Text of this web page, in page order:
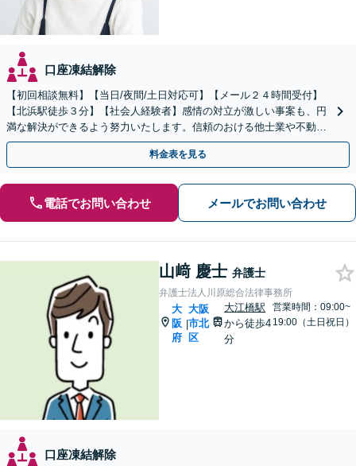
口座凍結解除
【初回相談無料】【当日/夜間/土日対応可】【メール２４時間受付】
【北浜駅徒歩３分】【社会人経験者】感情の対立が激しい事案も、円
満な解決ができるよう努力いたします。信頼のおける他士業や不動産
業者とも連携しており、スムーズな解決が可能です。
料金表を見る
電話でお問い合わせ メールでお問い合わせ
山﨑 慶士 弁護士
弁護士法人川原総合法律事務所
大
阪
府
|
大阪
市北
区
大江橋駅
から徒歩4
分
営業時間：09:00~
19:00（土日祝日）
口座凍結解除